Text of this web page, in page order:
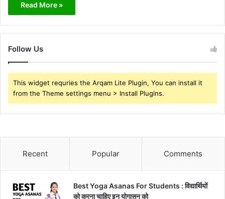
Read More »
Follow Us
This widget requries the Arqam Lite Plugin, You can install it
from the Theme settings menu > Install Plugins.
Recent Popular Comments
Best Yoga Asanas For Students : विद्यार्थियों
को करना चाहिए इन योगासन को